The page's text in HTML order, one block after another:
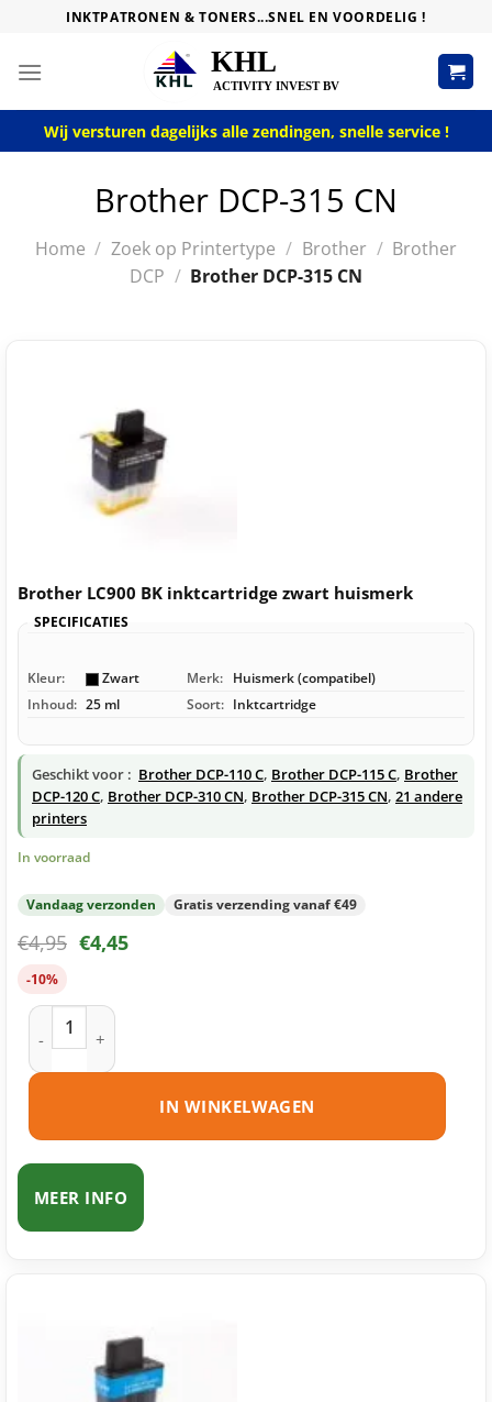
content
INKTPATRONEN & TONERS...SNEL EN VOORDELIG !
Wij versturen dagelijks alle zendingen, snelle service !
Brother DCP-315 CN
Home / Zoek op Printertype / Brother / Brother
DCP / Brother DCP-315 CN
Brother LC900 BK inktcartridge zwart huismerk
SPECIFICATIES
Kleur: Zwart Merk: Huismerk (compatibel)
Inhoud: 25 ml Soort: Inktcartridge
Geschikt voor : Brother DCP-110 C, Brother DCP-115 C, Brother
DCP-120 C, Brother DCP-310 CN, Brother DCP-315 CN, 21 andere
printers
In voorraad
Vandaag verzonden Gratis verzending vanaf €49
€4,95 €4,45
-10%
Brother LC900 BK inktcartridge zwart huismerk aantal
IN WINKELWAGEN
MEER INFO